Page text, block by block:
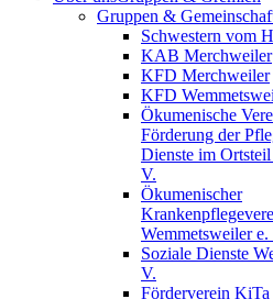
Gruppen &
Schwestern vom
KAB Merchweiler
KFD Merchweiler
KFD
Ökumenische
Förderung der
Dienste im
V.
Ökumenischer
Wemmetsweiler e.
Soziale Dienste
V.
Förderverein KiTa